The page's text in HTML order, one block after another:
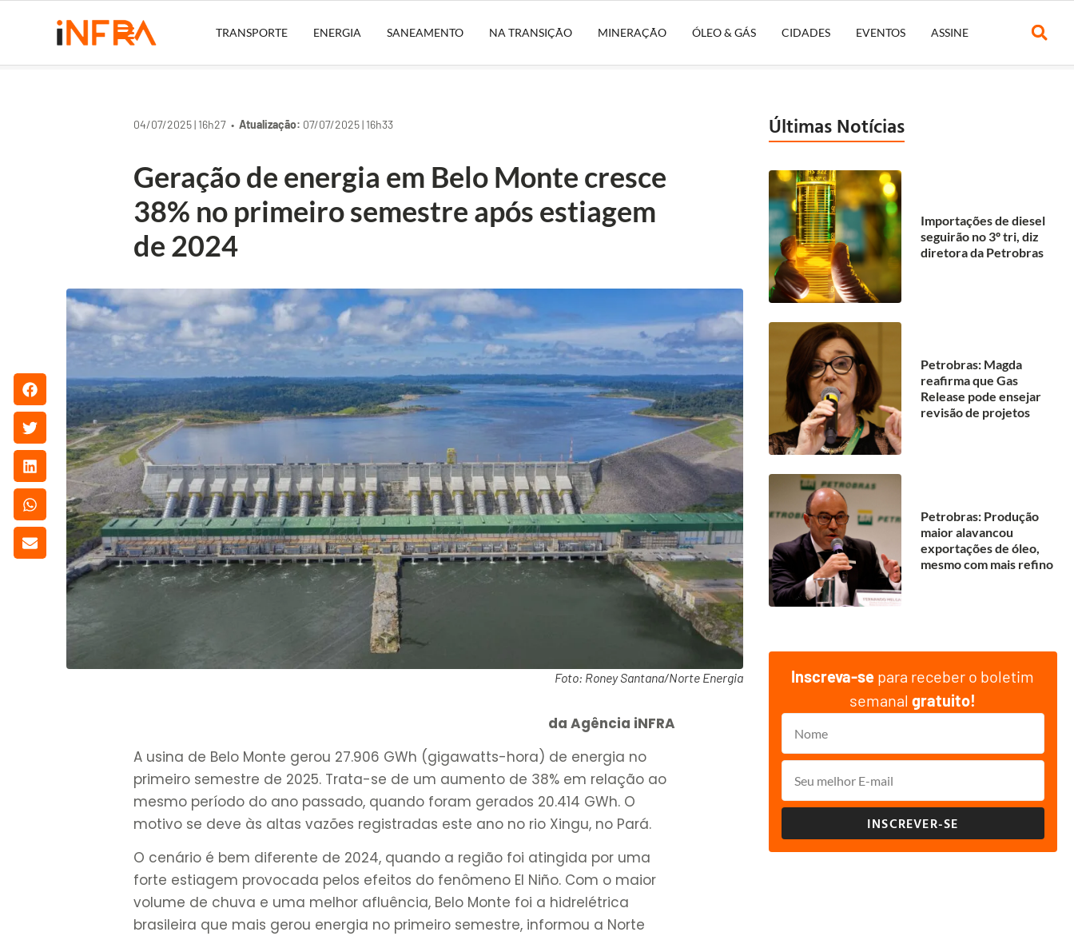
TRANSPORTE ENERGIA SANEAMENTO NA TRANSIÇÃO MINERAÇÃO ÓLEO & GÁS CIDADES EVENTOS ASSINE
04/07/2025 | 16h27 •Atualização: 07/07/2025 | 16h33
Geração de energia em Belo Monte cresce
38% no primeiro semestre após estiagem
de 2024
Foto: Roney Santana/Norte Energia
da Agência iNFRA
A usina de Belo Monte gerou 27.906 GWh (gigawatts-hora) de energia no
primeiro semestre de 2025. Trata-se de um aumento de 38% em relação ao
mesmo período do ano passado, quando foram gerados 20.414 GWh. O
motivo se deve às altas vazões registradas este ano no rio Xingu, no Pará.
O cenário é bem diferente de 2024, quando a região foi atingida por uma
forte estiagem provocada pelos efeitos do fenômeno El Niño. Com o maior
volume de chuva e uma melhor afluência, Belo Monte foi a hidrelétrica
brasileira que mais gerou energia no primeiro semestre, informou a Norte
Últimas Notícias
Importações de diesel
seguirão no 3º tri, diz
diretora da Petrobras
Petrobras: Magda
reafirma que Gas
Release pode ensejar
revisão de projetos
Petrobras: Produção
maior alavancou
exportações de óleo,
mesmo com mais refino
Inscreva-se para receber o boletim
semanalgratuito!
INSCREVER-SE